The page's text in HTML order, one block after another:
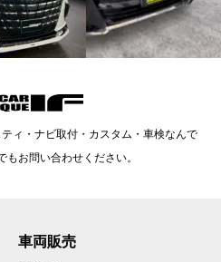
ィ・ナビ取付・カスタム・車検なんで
もお問い合わせください。
車両販売